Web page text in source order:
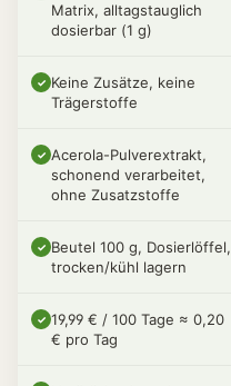
Matrix, alltagstauglich
dosierbar (1 g)
✓ Keine Zusätze, keine
Trägerstoffe
✓ Acerola-Pulverextrakt,
schonend verarbeitet,
ohne Zusatzstoffe
✓ Beutel 100 g, Dosierlöffel,
trocken/kühl lagern
✓ 19,99 € / 100 Tage ≈ 0,20
€ pro Tag